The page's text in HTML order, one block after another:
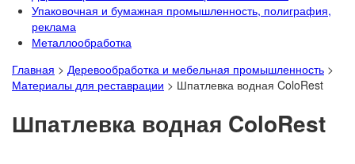
Упаковочная и бумажная промышленность, полиграфия,
реклама
Металлообработка
Главная > Деревообработка и мебельная промышленность >
Материалы для реставрации > Шпатлевка водная ColoRest
Шпатлевка водная ColoRest